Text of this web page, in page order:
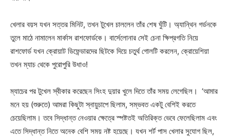
খেলার বয়স যখন সত্তর মিনিট, তখন টুখেল চাললেন তাঁর শেষ ঘুঁটি। অ্যান্থিন গর্ডনকে
তুলে মাঠে নামালেন মার্কাস রাশফোর্ডকে। বার্সেলোনার সেই চেনা ক্ষিপ্রগতি নিয়ে
রাশফোর্ড যখন ক্রোয়াট ডিফেন্ডারদের ছিটকে দিয়ে চতুর্থ গোলটি করলেন, ক্রোয়েশিয়া
তখন ম্যাচ থেকে পুরোপুরি উধাও!
ম্যাচের পর টুখেল স্বীকার করেছেন সিংহ দুয়ার খুলে দিতে তাঁর সময় লেগেছিল। ‘আমার
মনে হয় (শুরুতে) আমরা কিছুটা স্নায়ুচাপে ছিলাম, সম্ভবত একটু বেশিই করতে
চেয়েছিলাম। তবে সিদ্ধান্ত নেওয়ার ক্ষেত্রে স্পষ্টতই অতিরিক্ত ভেবে ফেলেছিলাম এবং
এতে সিদ্ধান্ত নিতে অনেক বেশি সময় নষ্ট হয়েছে। যখন শর্ট পাস খেলার সুযোগ ছিল,